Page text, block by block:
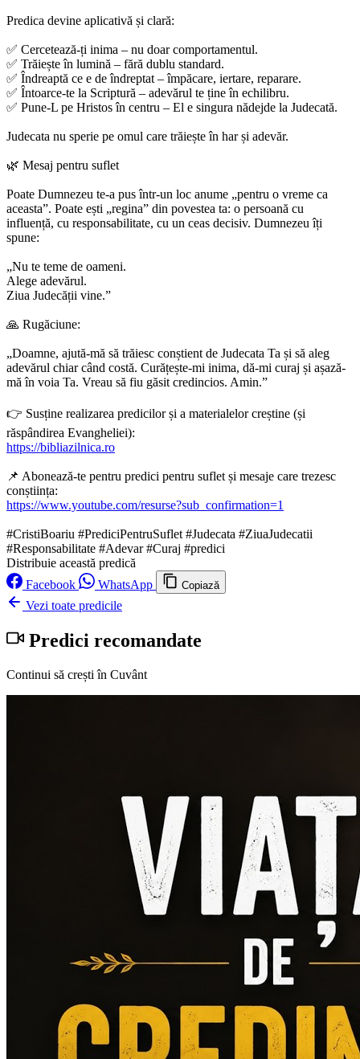
Predica devine aplicativă și clară:
✅ Cercetează-ți inima – nu doar comportamentul.
✅ Trăiește în lumină – fără dublu standard.
✅ Îndreaptă ce e de îndreptat – împăcare, iertare, reparare.
✅ Întoarce-te la Scriptură – adevărul te ține în echilibru.
✅ Pune-L pe Hristos în centru – El e singura nădejde la Judecată.
Judecata nu sperie pe omul care trăiește în har și adevăr.
🌿 Mesaj pentru suflet
Poate Dumnezeu te-a pus într-un loc anume „pentru o vreme ca
aceasta”. Poate ești „regina” din povestea ta: o persoană cu
influență, cu responsabilitate, cu un ceas decisiv. Dumnezeu îți
spune:
„Nu te teme de oameni.
Alege adevărul.
Ziua Judecății vine.”
🙏 Rugăciune:
„Doamne, ajută-mă să trăiesc conștient de Judecata Ta și să aleg
adevărul chiar când costă. Curățește-mi inima, dă-mi curaj și așază-
mă în voia Ta. Vreau să fiu găsit credincios. Amin.”
👉 Susține realizarea predicilor și a materialelor creștine (și
răspândirea Evangheliei):
https://bibliazilnica.ro
📌 Abonează-te pentru predici pentru suflet și mesaje care trezesc
conștiința:
https://www.youtube.com/resurse?sub_confirmation=1
#CristiBoariu #PrediciPentruSuflet #Judecata #ZiuaJudecatii
#Responsabilitate #Adevar #Curaj #predici
Distribuie această predică
Facebook
WhatsApp Copiază
Vezi toate predicile
Predici recomandate
Continui să crești în Cuvânt